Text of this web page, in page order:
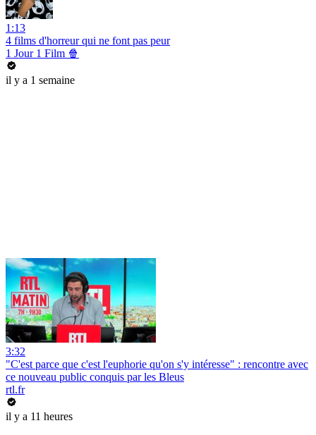
1:13
4 films d'horreur qui ne font pas peur
1 Jour 1 Film 🍿
il y a 1 semaine
3:32
"C'est parce que c'est l'euphorie qu'on s'y intéresse" : rencontre avec
ce nouveau public conquis par les Bleus
rtl.fr
il y a 11 heures